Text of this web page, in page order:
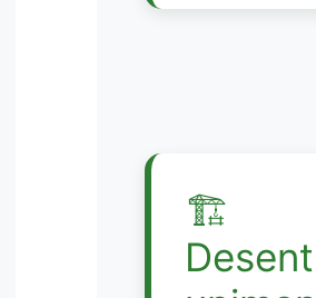
🏗️
Desent